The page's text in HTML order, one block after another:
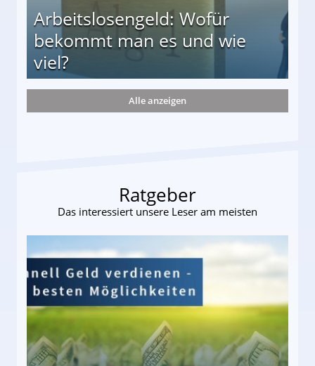
Arbeitslosengeld: Wofür
bekommt man es und wie
viel?
und wie viel?
Alle anzeigen
Ratgeber
Das interessiert unsere Leser am meisten